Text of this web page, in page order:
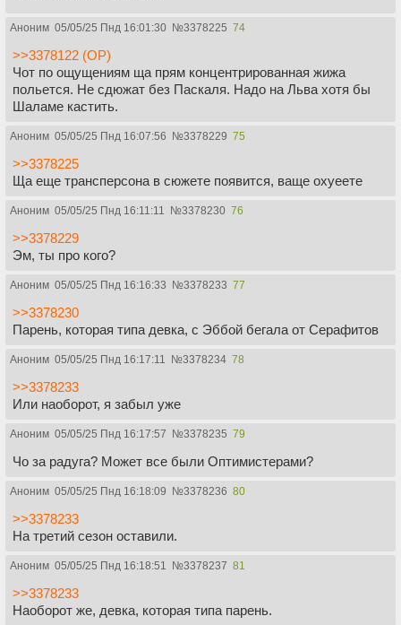
Аноним 05/05/25 Пнд 16:01:30 №3378225 74
>>3378122 (OP)
Чот по ощущениям ща прям концентрированная жижа
польется. Не сдюжат без Паскаля. Надо на Льва хотя бы
Шаламе кастить.
Аноним 05/05/25 Пнд 16:07:56 №3378229 75
>>3378225
Ща еще трансперсона в сюжете появится, ваще охуеете
Аноним 05/05/25 Пнд 16:11:11 №3378230 76
>>3378229
Эм, ты про кого?
Аноним 05/05/25 Пнд 16:16:33 №3378233 77
>>3378230
Парень, которая типа девка, с Эббой бегала от Серафитов
Аноним 05/05/25 Пнд 16:17:11 №3378234 78
>>3378233
Или наоборот, я забыл уже
Аноним 05/05/25 Пнд 16:17:57 №3378235 79
Чо за радуга? Может все были Оптимистерами?
Аноним 05/05/25 Пнд 16:18:09 №3378236 80
>>3378233
На третий сезон оставили.
Аноним 05/05/25 Пнд 16:18:51 №3378237 81
>>3378233
Наоборот же, девка, которая типа парень.